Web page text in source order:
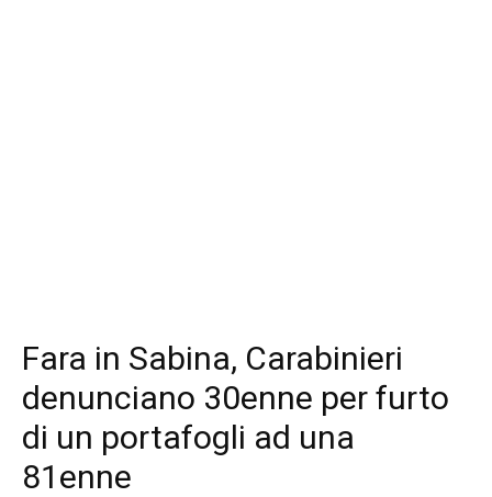
Fara in Sabina, Carabinieri
denunciano 30enne per furto
di un portafogli ad una
81enne